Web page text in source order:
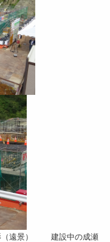
（遠景） 建設中の成瀬